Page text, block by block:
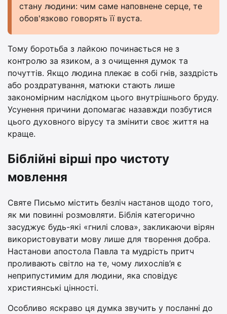
стану людини: чим саме наповнене серце, те
обов'язково говорять її вуста.
Тому боротьба з лайкою починається не з
контролю за язиком, а з очищення думок та
почуттів. Якщо людина плекає в собі гнів, заздрість
або роздратування, матюки стають лише
закономірним наслідком цього внутрішнього бруду.
Усунення причини допомагає назавжди позбутися
цього духовного вірусу та змінити своє життя на
краще.
Біблійні вірші про чистоту
мовлення
Святе Письмо містить безліч настанов щодо того,
як ми повинні розмовляти. Біблія категорично
засуджує будь-які «гнилі слова», закликаючи вірян
використовувати мову лише для творення добра.
Настанови апостола Павла та мудрість притч
проливають світло на те, чому лихослів’я є
неприпустимим для людини, яка сповідує
християнські цінності.
Особливо яскраво ця думка звучить у посланні до